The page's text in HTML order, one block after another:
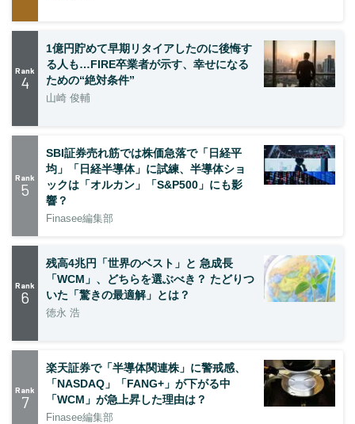
Rank
4
1億円貯めて早期リタイアしたのに後悔す
る人も…FIRE卒業者が示す、幸せになる
ための“絶対条件”
山崎 俊輔
Rank
5
SBI証券売れ筋では株価急落で「日経平
均」「日経半導体」に試練、半導体ショ
ックは「オルカン」「S&P500」にも影
響？
Finasee編集部
Rank
6
残高4兆円「世界のベスト」と 急成長
「WCM」、どちらを選ぶべき？ たどりつ
いた「驚きの最適解」とは？
徳永 浩
Rank
7
楽天証券で「半導体関連株」に警戒感、
「NASDAQ」「FANG+」が下がる中
「WCM」が急上昇した理由は？
Finasee編集部